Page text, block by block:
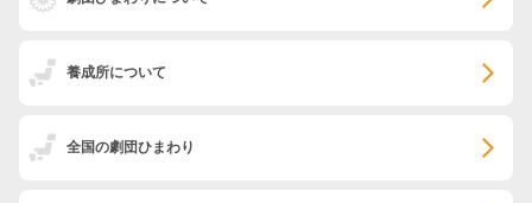
養成所について
全国の劇団ひまわり